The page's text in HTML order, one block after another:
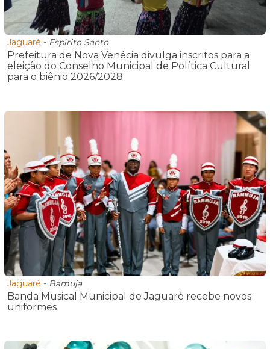
Jaguaré - Espírito Santo
Prefeitura de Nova Venécia divulga inscritos para a
eleição do Conselho Municipal de Política Cultural
para o biênio 2026/2028
Jaguaré - Bamuja
Banda Musical Municipal de Jaguaré recebe novos
uniformes